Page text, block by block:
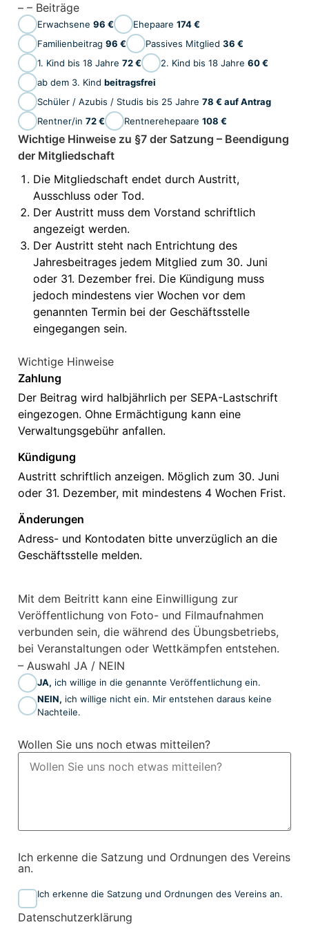
– – Beiträge
Erwachsene 96 € Ehepaare 174 €
Familienbeitrag 96 € Passives Mitglied 36 €
1. Kind bis 18 Jahre 72 € 2. Kind bis 18 Jahre 60 €
ab dem 3. Kind beitragsfrei
Schüler / Azubis / Studis bis 25 Jahre 78 € auf Antrag
Rentner/in 72 € Rentnerehepaare 108 €
Wichtige Hinweise zu §7 der Satzung – Beendigung
der Mitgliedschaft
Die Mitgliedschaft endet durch Austritt,
Ausschluss oder Tod.
Der Austritt muss dem Vorstand schriftlich
angezeigt werden.
Der Austritt steht nach Entrichtung des
Jahresbeitrages jedem Mitglied zum 30. Juni
oder 31. Dezember frei. Die Kündigung muss
jedoch mindestens vier Wochen vor dem
genannten Termin bei der Geschäftsstelle
eingegangen sein.
Wichtige Hinweise
Zahlung
Der Beitrag wird halbjährlich per SEPA-Lastschrift
eingezogen. Ohne Ermächtigung kann eine
Verwaltungsgebühr anfallen.
Kündigung
Austritt schriftlich anzeigen. Möglich zum 30. Juni
oder 31. Dezember, mit mindestens 4 Wochen Frist.
Änderungen
Adress- und Kontodaten bitte unverzüglich an die
Geschäftsstelle melden.
Mit dem Beitritt kann eine Einwilligung zur
Veröffentlichung von Foto- und Filmaufnahmen
verbunden sein, die während des Übungsbetriebs,
bei Veranstaltungen oder Wettkämpfen entstehen.
– Auswahl JA / NEIN
JA, ich willige in die genannte Veröffentlichung ein.
NEIN, ich willige nicht ein. Mir entstehen daraus keine
Nachteile.
Wollen Sie uns noch etwas mitteilen?
Ich erkenne die Satzung und Ordnungen des Vereins
an.
Ich erkenne die Satzung und Ordnungen des Vereins an.
Datenschutzerklärung